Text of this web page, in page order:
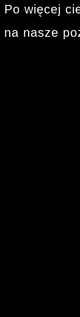
Po więcej
na nasze